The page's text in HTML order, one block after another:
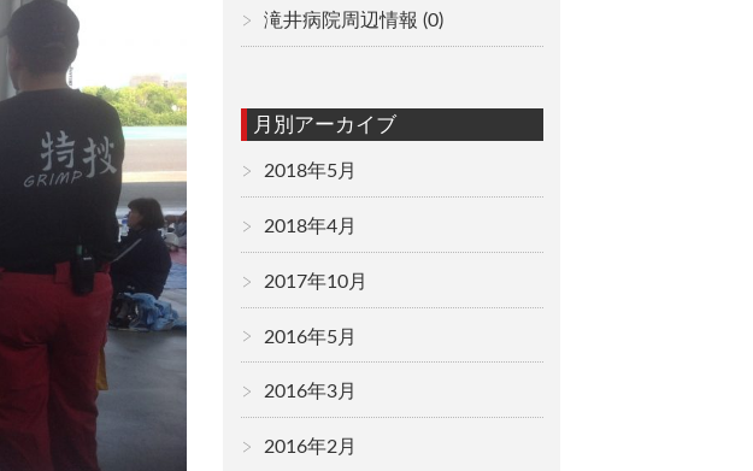
滝井病院周辺情報 (0)
月別アーカイブ
2018年5月
2018年4月
2017年10月
2016年5月
2016年3月
2016年2月